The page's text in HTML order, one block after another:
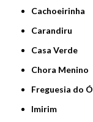
Cachoeirinha
Carandiru
Casa Verde
Chora Menino
Freguesia do Ó
Imirim